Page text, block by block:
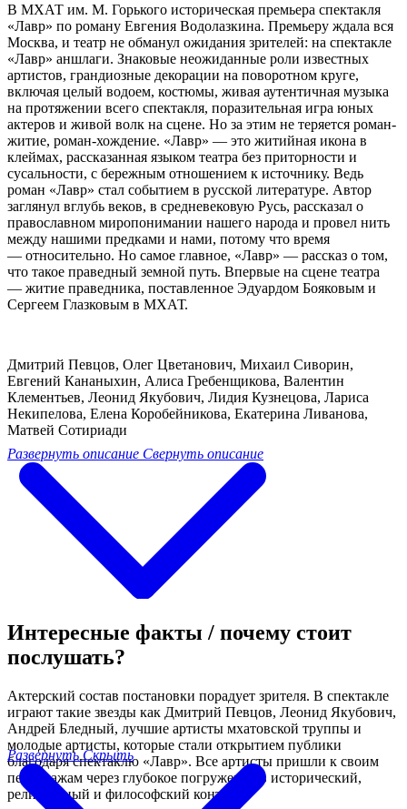
В МХАТ им. М. Горького историческая премьера спектакля
«Лавр» по роману Евгения Водолазкина. Премьеру ждала вся
Москва, и театр не обманул ожидания зрителей: на спектакле
«Лавр» аншлаги. Знаковые неожиданные роли известных
артистов, грандиозные декорации на поворотном круге,
включая целый водоем, костюмы, живая аутентичная музыка
на протяжении всего спектакля, поразительная игра юных
актеров и живой волк на сцене. Но за этим не теряется роман-
житие, роман-хождение. «Лавр» — это житийная икона в
клеймах, рассказанная языком театра без приторности и
сусальности, с бережным отношением к источнику. Ведь
роман «Лавр» стал событием в русской литературе. Автор
заглянул вглубь веков, в средневековую Русь, рассказал о
православном миропонимании нашего народа и провел нить
между нашими предками и нами, потому что время
— относительно. Но самое главное, «Лавр» — рассказ о том,
что такое праведный земной путь. Впервые на сцене театра
— житие праведника, поставленное Эдуардом Бояковым и
Сергеем Глазковым в МХАТ.
Дмитрий Певцов, Олег Цветанович, Михаил Сиворин,
Евгений Кананыхин, Алиса Гребенщикова, Валентин
Клементьев, Леонид Якубович, Лидия Кузнецова, Лариса
Некипелова, Елена Коробейникова, Екатерина Ливанова,
Матвей Сотириади
Развернуть описание Свернуть описание
Интересные факты / почему стоит
послушать?
Актерский состав постановки порадует зрителя. В спектакле
играют такие звезды как Дмитрий Певцов, Леонид Якубович,
Андрей Бледный, лучшие артисты мхатовской труппы и
молодые артисты, которые стали открытием публики
благодаря спектаклю «Лавр». Все артисты пришли к своим
персонажам через глубокое погружение в исторический,
религиозный и философский контекст.
Развернуть Скрыть